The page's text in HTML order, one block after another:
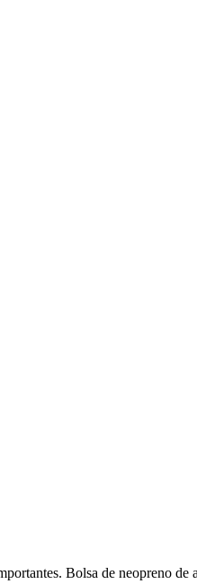
Bolsa de neopreno de